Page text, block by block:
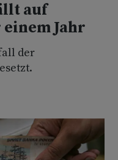
auf
Jahr
der